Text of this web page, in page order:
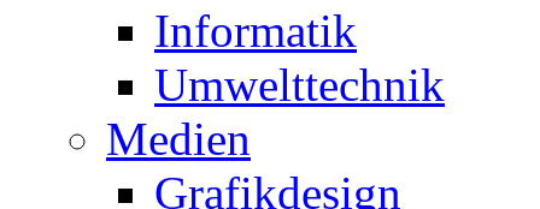
Informatik
Umwelttechnik
Medien
Grafikdesign